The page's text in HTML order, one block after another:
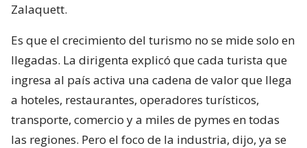
Zalaquett.
Es que el crecimiento del turismo no se mide solo en
llegadas. La dirigenta explicó que cada turista que
ingresa al país activa una cadena de valor que llega
a hoteles, restaurantes, operadores turísticos,
transporte, comercio y a miles de pymes en todas
las regiones. Pero el foco de la industria, dijo, ya se